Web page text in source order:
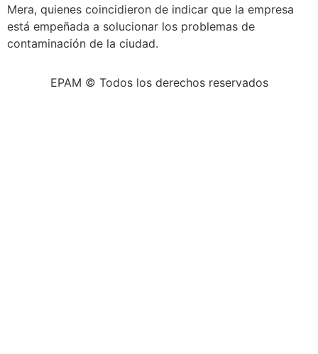
Mera, quienes coincidieron de indicar que la empresa
está empeñada a solucionar los problemas de
contaminación de la ciudad.
EPAM © Todos los derechos reservados